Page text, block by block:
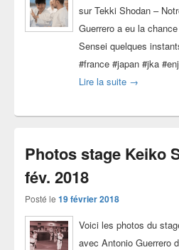
sur Tekki Shodan –
Guerrero a eu la
Sensei quelques
#france #japan #jka
Lire la suite Stage
→
Photos stage Keiko
fév. 2018
Posté le 19 février 2018
Voici les photos du
avec Antonio Guerrero